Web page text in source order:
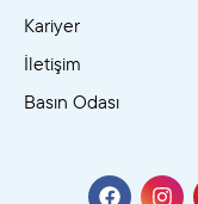
Kariyer
İletişim
Basın Odası